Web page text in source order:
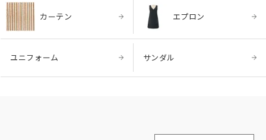
カーテン エプロン
ユニフォーム サンダル